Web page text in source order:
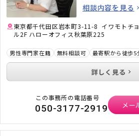
題にも力を入れて
言書作成、戦略的
相談内容を見る
東京都千代田区岩本町3-11-8 イワモトチ
ル2F ハローオフィス秋葉原225
男性専門家在籍 無料相談可 最寄駅から徒歩5
詳しく見る
この事務所の電話番号
050-3177-2919 メー